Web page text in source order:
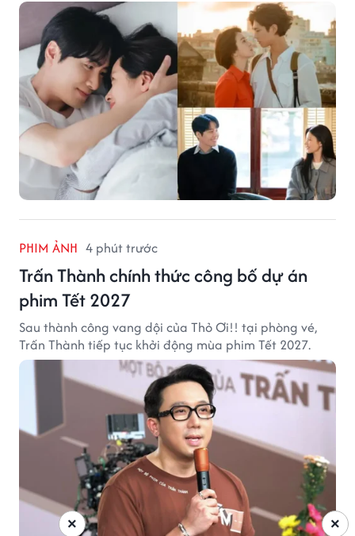
PHIM ẢNH 4 phút trước
Trấn Thành chính thức công bố dự án
phim Tết 2027
Sau thành công vang dội của Thỏ Ơi!! tại phòng vé,
Trấn Thành tiếp tục khởi động mùa phim Tết 2027.
×
×